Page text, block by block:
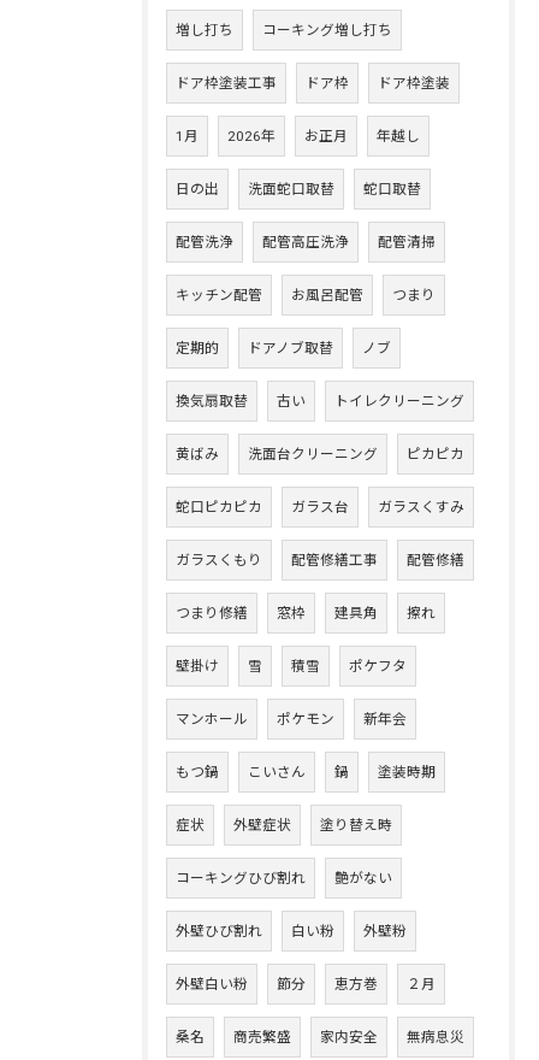
増し打ち コーキング増し打ち
ドア枠塗装工事 ドア枠 ドア枠塗装
1月 2026年 お正月 年越し
日の出 洗面蛇口取替 蛇口取替
配管洗浄 配管高圧洗浄 配管清掃
キッチン配管 お風呂配管 つまり
定期的 ドアノブ取替 ノブ
換気扇取替 古い トイレクリーニング
黄ばみ 洗面台クリーニング ピカピカ
蛇口ピカピカ ガラス台 ガラスくすみ
ガラスくもり 配管修繕工事 配管修繕
つまり修繕 窓枠 建具角 擦れ
壁掛け 雪 積雪 ポケフタ
マンホール ポケモン 新年会
もつ鍋 こいさん 鍋 塗装時期
症状 外壁症状 塗り替え時
コーキングひび割れ 艶がない
外壁ひび割れ 白い粉 外壁粉
外壁白い粉 節分 恵方巻 ２月
桑名 商売繁盛 家内安全 無病息災